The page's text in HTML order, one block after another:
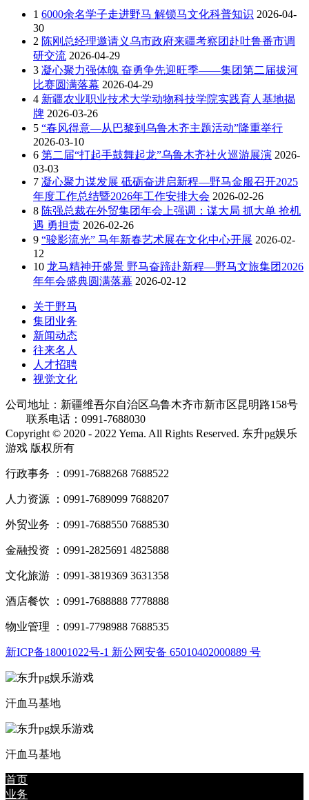
1 6000余名学子走进野马 解锁马文化科普知识 2026-04-
30
2 陈刚总经理邀请义乌市政府来疆考察团赴吐鲁番市调
研交流 2026-04-29
3 凝心聚力强体魄 奋勇争先迎旺季——集团第二届拔河
比赛圆满落幕 2026-04-29
4 新疆农业职业技术大学动物科技学院实践育人基地揭
牌 2026-03-26
5 “春风得意—从巴黎到乌鲁木齐主题活动”隆重举行
2026-03-10
6 第二届“打起手鼓舞起龙”乌鲁木齐社火巡游展演 2026-
03-03
7 凝心聚力谋发展 砥砺奋进启新程—野马金服召开2025
年度工作总结暨2026年工作安排大会 2026-02-26
8 陈强总裁在外贸集团年会上强调：谋大局 抓大单 抢机
遇 勇担责 2026-02-26
9 “骏影流光” 马年新春艺术展在文化中心开展 2026-02-
12
10 龙马精神开盛景 野马奋蹄赴新程—野马文旅集团2026
年年会盛典圆满落幕 2026-02-12
关于野马
集团业务
新闻动态
往来名人
人才招聘
视觉文化
公司地址：新疆维吾尔自治区乌鲁木齐市新市区昆明路158号
联系电话：0991-7688030
Copyright © 2020 - 2022 Yema. All Rights Reserved. 东升pg娱乐
游戏 版权所有
行政事务 ：0991-7688268 7688522
人力资源 ：0991-7689099 7688207
外贸业务 ：0991-7688550 7688530
金融投资 ：0991-2825691 4825888
文化旅游 ：0991-3819369 3631358
酒店餐饮 ：0991-7688888 7778888
物业管理 ：0991-7798988 7688535
新ICP备18001022号-1 新公网安备 65010402000889 号
汗血马基地
汗血马基地
首页
业务